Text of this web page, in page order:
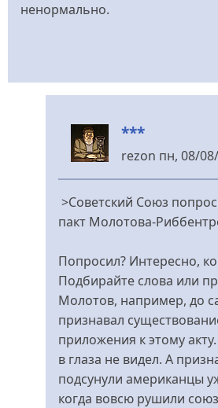
ненормально.
***
rezon пн, 08/
У
відповідь
не
тот
нацист?
від
Євген
>Советский Союз
пакт Молотова-
Попросил? Интересно,
Подбирайте слова или
Молотов, например, до
признавал
приложения к этому
в глаза не видел. А
подсунули американцы
когда вовсю рушили